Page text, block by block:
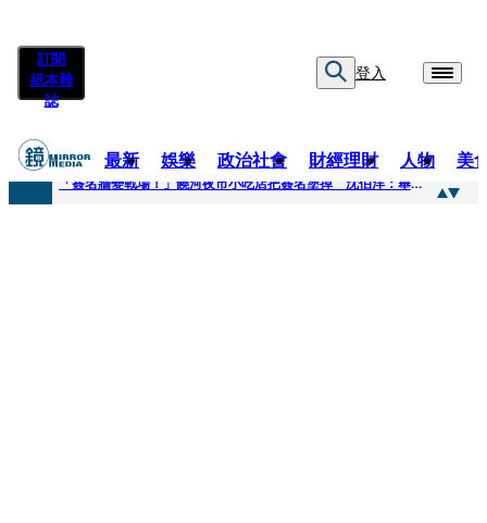
訂閱
紙本雜
誌
登入
最新 娛樂 政治社會 財經理財 人物 美
快訊
「簽名牆變戰場！」饒河夜市小吃店把簽名塗掉 沈伯洋：舉雙手贊成